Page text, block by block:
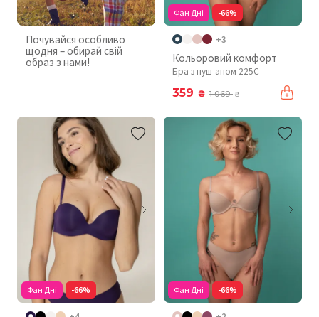
Почувайся особливо
щодня – обирай свій
образ з нами!
Фан Дні -66%
+3
Кольоровий комфорт
Бра з пуш-апом 225C
359 ₴ 1 069₴
Фан Дні -66% Фан Дні -66%